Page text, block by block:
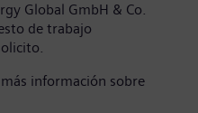
Global GmbH & Co.
de trabajo
información sobre